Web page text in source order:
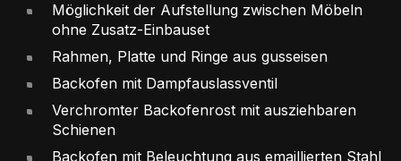
Möglichkeit der Aufstellung zwischen Möbeln
ohne Zusatz-Einbauset
Rahmen, Platte und Ringe aus gusseisen
Backofen mit Dampfauslassventil
Verchromter Backofenrost mit ausziehbaren
Schienen
Backofen mit Beleuchtung aus emaillierten Stahl